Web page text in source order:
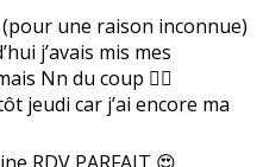
une raison inconnue)
j’avais mis mes
Nn du coup 🤷‍♀️
jeudi car j’ai encore ma